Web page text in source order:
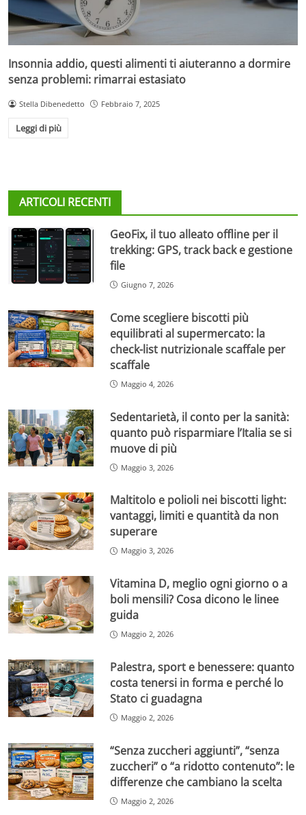
Insonnia addio, questi alimenti ti aiuteranno a dormire
senza problemi: rimarrai estasiato
Stella Dibenedetto Febbraio 7, 2025
Leggi di più
ARTICOLI RECENTI
GeoFix, il tuo alleato offline per il
trekking: GPS, track back e gestione
file
Giugno 7, 2026
Come scegliere biscotti più
equilibrati al supermercato: la
check-list nutrizionale scaffale per
scaffale
Maggio 4, 2026
Sedentarietà, il conto per la sanità:
quanto può risparmiare l’Italia se si
muove di più
Maggio 3, 2026
Maltitolo e polioli nei biscotti light:
vantaggi, limiti e quantità da non
superare
Maggio 3, 2026
Vitamina D, meglio ogni giorno o a
boli mensili? Cosa dicono le linee
guida
Maggio 2, 2026
Palestra, sport e benessere: quanto
costa tenersi in forma e perché lo
Stato ci guadagna
Maggio 2, 2026
“Senza zuccheri aggiunti”, “senza
zuccheri” o “a ridotto contenuto”: le
differenze che cambiano la scelta
Maggio 2, 2026